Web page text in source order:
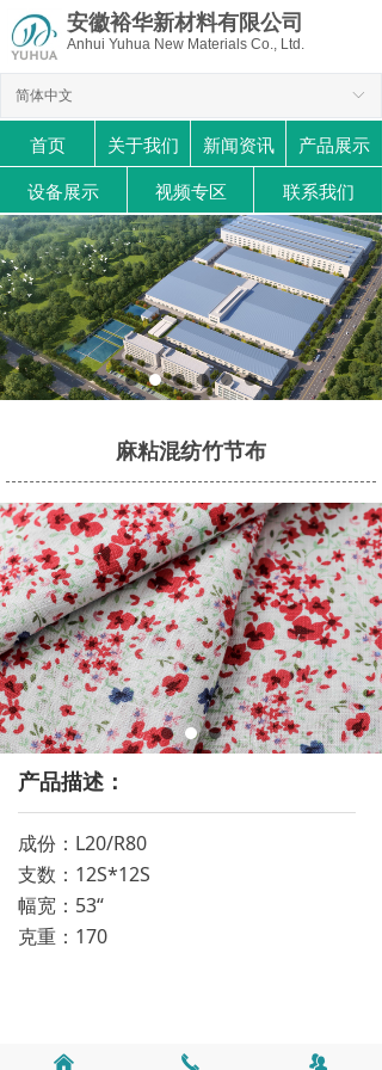
首页 关于我们 新闻资讯
产品展示
设备展示
视频专区 联系我们
ꀅ
简体中文
安徽裕华新材料有限公司
Anhui Yuhua New Materials Co., Ltd.
麻粘混纺竹节布
成份：L20/R80
支数：12S*12S
幅宽：53“
克重：170
产品描述：
낀 끅 뀡